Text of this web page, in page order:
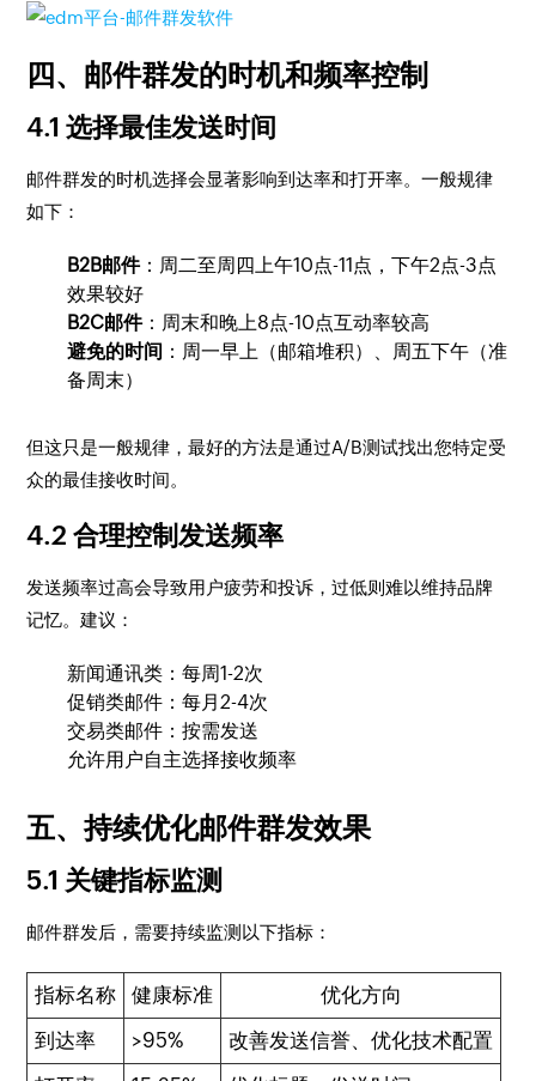
四、邮件群发的时机和频率控制
4.1 选择最佳发送时间
邮件群发的时机选择会显著影响到达率和打开率。一般规律
如下：
B2B邮件：周二至周四上午10点-11点，下午2点-3点
效果较好
B2C邮件：周末和晚上8点-10点互动率较高
避免的时间 ：周一早上（邮箱堆积）、周五下午（准
备周末）
但这只是一般规律，最好的方法是通过A/B测试找出您特定受
众的最佳接收时间。
4.2 合理控制发送频率
发送频率过高会导致用户疲劳和投诉，过低则难以维持品牌
记忆。建议：
新闻通讯类：每周1-2次
促销类邮件：每月2-4次
交易类邮件：按需发送
允许用户自主选择接收频率
五、持续优化邮件群发效果
5.1 关键指标监测
邮件群发后，需要持续监测以下指标：
指标名称 健康标准
优化方向
到达率
>95%
改善发送信誉、优化技术配置